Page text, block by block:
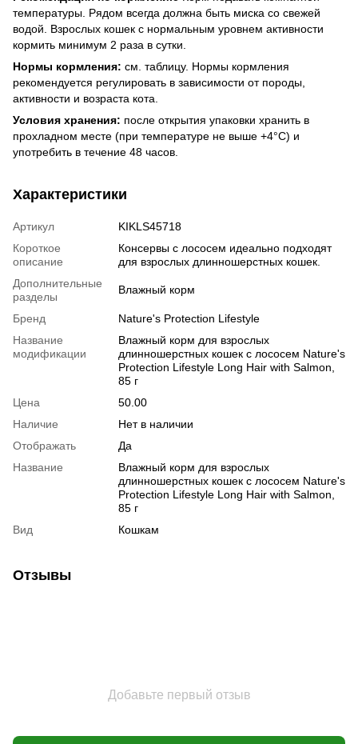
температуры. Рядом всегда должна быть миска со свежей
водой. Взрослых кошек с нормальным уровнем активности
кормить минимум 2 раза в сутки.
Нормы кормления: см. таблицу. Нормы кормления
рекомендуется регулировать в зависимости от породы,
активности и возраста кота.
Условия хранения: после открытия упаковки хранить в
прохладном месте (при температуре не выше +4°C) и
употребить в течение 48 часов.
Характеристики
Артикул
KIKLS45718
Короткое
описание
Консервы с лососем идеально подходят
для взрослых длинношерстных кошек.
Дополнительные
разделы
Влажный корм
Бренд
Nature's Protection Lifestyle
Название
модификации
Влажный корм для взрослых
длинношерстных кошек с лососем Nature's
Protection Lifestyle Long Hair with Salmon,
85 г
Цена
50.00
Наличие
Нет в наличии
Отображать
Да
Название
Влажный корм для взрослых
длинношерстных кошек с лососем Nature's
Protection Lifestyle Long Hair with Salmon,
85 г
Вид
Кошкам
Отзывы
Добавьте первый отзыв